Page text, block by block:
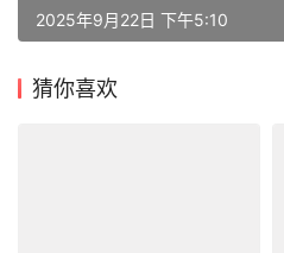
2025年9月22日 下午5:10
猜你喜欢